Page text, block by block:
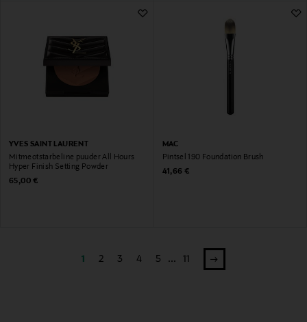
YVES SAINT LAURENT
Mitmeotstarbeline puuder All Hours
Hyper Finish Setting Powder
Original Price
65,00 €
MAC
Pintsel 190 Foundation Brush
Original Price
41,66 €
1 2 3 4 5 ... 11